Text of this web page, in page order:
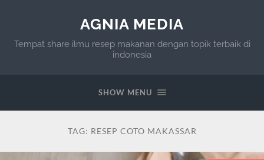
AGNIA MEDIA
Tempat share ilmu resep makanan dengan topik terbaik di
indonesia
SHOW MENU
TAG: RESEP COTO MAKASSAR